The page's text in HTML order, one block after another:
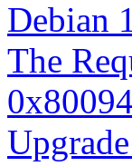
Debian
The